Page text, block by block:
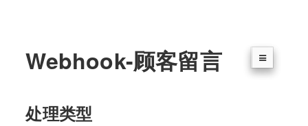
Webhook-顾客留言
处理类型